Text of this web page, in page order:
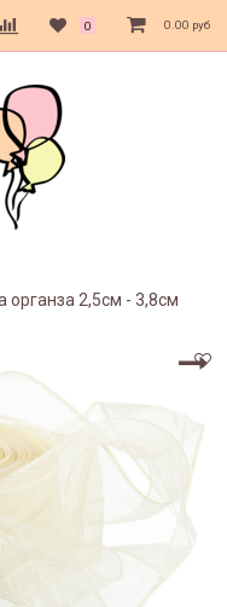
0 0.00 руб
органза 2,5см - 3,8см